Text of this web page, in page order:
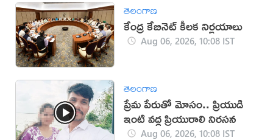
తెలంగాణ
కేంద్ర కేబినెట్ కీలక నిర్ణయాలు
Aug 06, 2026, 10:08 IST
తెలంగాణ
ప్రేమ పేరుతో మోసం.. ప్రియుడి
ఇంటి వద్ద ప్రియురాలి నిరసన
Aug 06, 2026, 10:08 IST